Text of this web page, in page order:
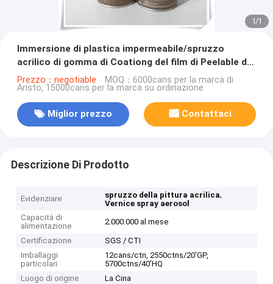
1/1
Immersione di plastica impermeabile/spruzzo
acrilico di gomma di Coationg del film di Peelable di
scopo della pittura di spruzzo multi
Prezzo：negotiable MOQ：6000cans per la marca di
Aristo, 15000cans per la marca su ordinazione
Miglior prezzo Contattaci
Descrizione Di Prodotto
Evidenziare spruzzo della pittura acrilica,
Vernice spray aerosol
Capacità di
alimentazione
2.000.000 al mese
Certificazione
SGS / CTI
Imballaggi
particolari
12cans/ctn, 2550ctns/20'GP,
5700ctns/40'HQ
Luogo di origine
La Cina